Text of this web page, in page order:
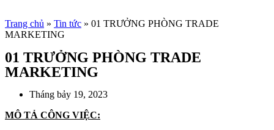
Trang chủ » Tin tức » 01 TRƯỞNG PHÒNG TRADE
MARKETING
01 TRƯỞNG PHÒNG TRADE
MARKETING
Tháng bảy 19, 2023
MÔ TẢ CÔNG VIỆC: